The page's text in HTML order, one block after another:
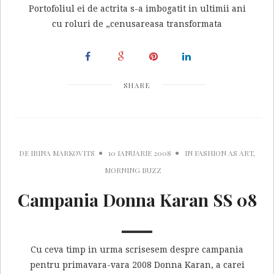
Portofoliul ei de actrita s-a imbogatit in ultimii ani
cu roluri de „cenusareasa transformata
SHARE
DE IRINA MARKOVITS 10 IANUARIE 2008 IN FASHION AS ART,
MORNING BUZZ
Campania Donna Karan SS 08
Cu ceva timp in urma scrisesem despre campania
pentru primavara-vara 2008 Donna Karan, a carei